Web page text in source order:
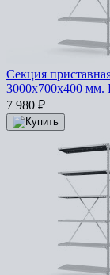
Секция
3000x700x400 мм.
7 980 ₽